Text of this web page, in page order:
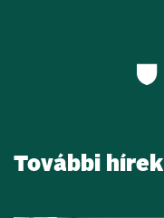
További hírek